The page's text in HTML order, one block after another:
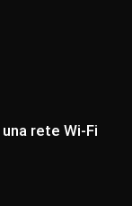
rete Wi-Fi